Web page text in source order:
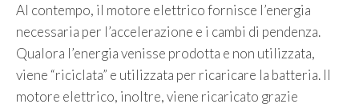
Al contempo, il motore elettrico fornisce l’energia
necessaria per l’accelerazione e i cambi di pendenza.
Qualora l’energia venisse prodotta e non utilizzata,
viene “riciclata” e utilizzata per ricaricare la batteria. Il
motore elettrico, inoltre, viene ricaricato grazie